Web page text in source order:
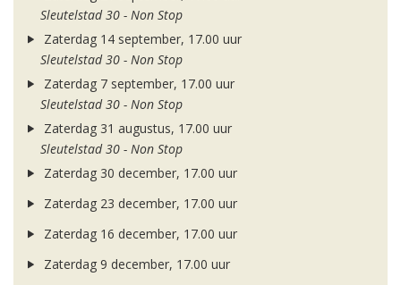
Sleutelstad 30 - Non Stop
Zaterdag 14 september, 17.00 uur
Sleutelstad 30 - Non Stop
Zaterdag 7 september, 17.00 uur
Sleutelstad 30 - Non Stop
Zaterdag 31 augustus, 17.00 uur
Sleutelstad 30 - Non Stop
Zaterdag 30 december, 17.00 uur
Zaterdag 23 december, 17.00 uur
Zaterdag 16 december, 17.00 uur
Zaterdag 9 december, 17.00 uur